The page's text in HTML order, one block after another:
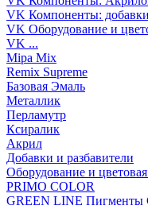
VK Компоненты:
VK Оборудование и
VK ...
Mipa Mix
Remix Supreme
Базовая Эмаль
Металлик
Перламутр
Ксиралик
Акрил
Добавки и разбавители
Оборудование и
PRIMO COLOR
GREEN LINE Пигменты